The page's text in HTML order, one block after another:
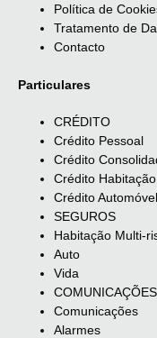
Política de
Tratamento de
Contacto
Particulares
CRÉDITO
Crédito Pessoal
Crédito
Crédito Habitação
Crédito Automóvel
SEGUROS
Habitação Multi-
Auto
Vida
COMUNICAÇÕES
Comunicações
Alarmes